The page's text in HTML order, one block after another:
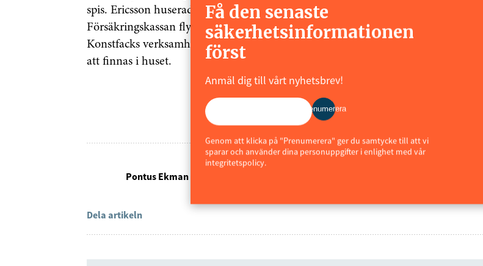
spis. Ericsson huserade i lokalerna ända till början av 2000-talet. Efter det har
Försäkringskassan flyttat in i delar av byggnaden, andra delar har anpassats till
Konstfacks verksamhet och från den 30 juni kommer även Nexus och PAS Card
att finnas i huset.
Pontus Ekman
Dela artikeln
Få den senaste
säkerhetsinformationen
först
Anmäl dig till vårt nyhetsbrev!
Prenumerera
Genom att klicka på "Prenumerera" ger du samtycke till att vi
sparar och använder dina personuppgifter i enlighet med vår
integritetspolicy.